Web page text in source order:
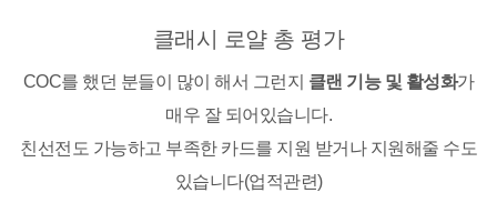
클래시 로얄 총 평가
COC를 했던 분들이 많이 해서 그런지 클랜 기능 및 활성화가
매우 잘 되어있습니다.
친선전도 가능하고 부족한 카드를 지원 받거나 지원해줄 수도
있습니다(업적관련)